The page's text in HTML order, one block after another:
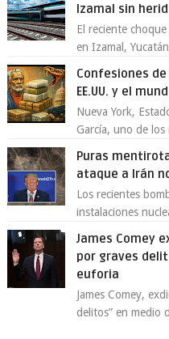
Izamal sin
El reciente
en Izamal,
Confesiones
EE.UU. y el
Nueva York,
García, uno de los
Puras
ataque a Irán
Los recientes
instalaciones
James Comey
por graves
euforia
James Comey,
delitos” en medio